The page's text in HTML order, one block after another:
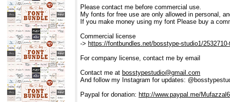
Please contact me before commercial use.
My fonts for free use are only allowed in personal,
If you make money using my font Please buy a
Commercial license
-> https://fontbundles.net/bosstype-studio1/
For company license, contact me by email
Contact me at bosstypestudio@gmail.com
And follow my Instagram for updates:
Paypal for donation: http://www.paypal.me/